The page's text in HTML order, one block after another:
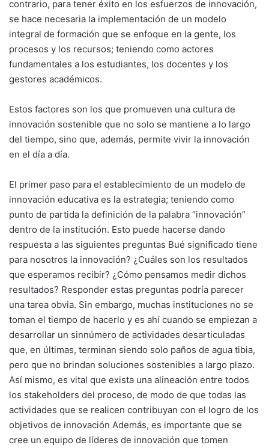
contrario, para tener éxito en los esfuerzos de innovación,
se hace necesaria la implementación de un modelo
integral de formación que se enfoque en la gente, los
procesos y los recursos; teniendo como actores
fundamentales a los estudiantes, los docentes y los
gestores académicos.
Estos factores son los que promueven una cultura de
innovación sostenible que no solo se mantiene a lo largo
del tiempo, sino que, además, permite vivir la innovación
en el día a día.
El primer paso para el establecimiento de un modelo de
innovación educativa es la estrategia; teniendo como
punto de partida la definición de la palabra “innovación”
dentro de la institución. Esto puede hacerse dando
respuesta a las siguientes preguntas Bué significado tiene
para nosotros la innovación? ¿Cuáles son los resultados
que esperamos recibir? ¿Cómo pensamos medir dichos
resultados? Responder estas preguntas podría parecer
una tarea obvia. Sin embargo, muchas instituciones no se
toman el tiempo de hacerlo y es ahí cuando se empiezan a
desarrollar un sinnúmero de actividades desarticuladas
que, en últimas, terminan siendo solo paños de agua tibia,
pero que no brindan soluciones sostenibles a largo plazo.
Así mismo, es vital que exista una alineación entre todos
los stakeholders del proceso, de modo de que todas las
actividades que se realicen contribuyan con el logro de los
objetivos de innovación Además, es importante que se
cree un equipo de líderes de innovación que tomen